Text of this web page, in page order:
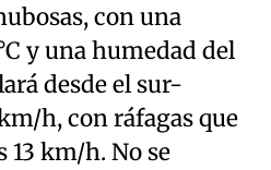
con una
y una humedad del
desde el sur-
h, con ráfagas que
13 km/h. No se